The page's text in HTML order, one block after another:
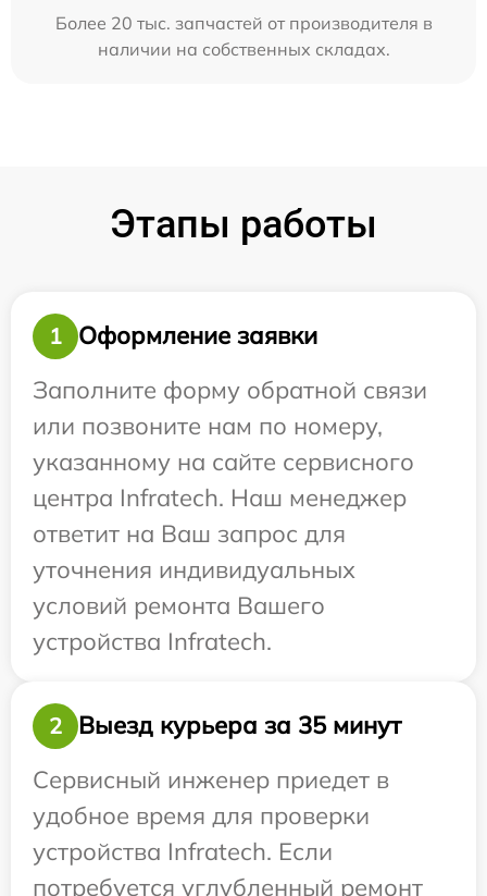
Более 20 тыс. запчастей от производителя в
наличии на собственных складах.
Этапы работы
1
Оформление заявки
Заполните форму обратной связи
или позвоните нам по номеру,
указанному на сайте сервисного
центра Infratech. Наш менеджер
ответит на Ваш запрос для
уточнения индивидуальных
условий ремонта Вашего
устройства Infratech.
2
Выезд курьера за 35 минут
Сервисный инженер приедет в
удобное время для проверки
устройства Infratech. Если
потребуется углубленный ремонт